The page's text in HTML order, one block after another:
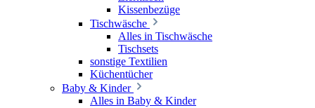
Kissenbezüge
Tischwäsche
Alles in Tischwäsche
Tischsets
sonstige Textilien
Küchentücher
Baby & Kinder
Alles in Baby & Kinder